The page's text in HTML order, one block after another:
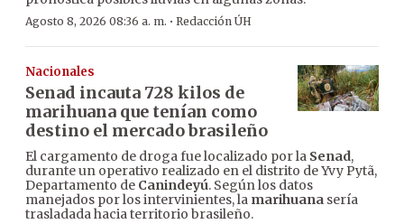
Agosto 8, 2026 08:36 a. m. · Redacción ÚH
Nacionales
Senad incauta 728 kilos de
marihuana que tenían como
destino el mercado brasileño
El cargamento de droga fue localizado por la Senad,
durante un operativo realizado en el distrito de Yvy Pytã,
Departamento de Canindeyú. Según los datos
manejados por los intervinientes, la marihuana sería
trasladada hacia territorio brasileño.